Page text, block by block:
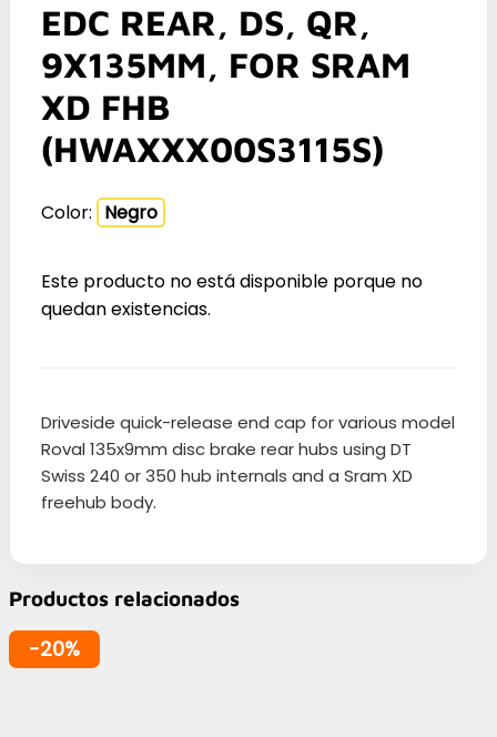
EDC REAR, DS, QR,
9X135MM, FOR SRAM
XD FHB
(HWAXXX00S3115S)
Color: Negro
Este producto no está disponible porque no
quedan existencias.
Driveside quick-release end cap for various model
Roval 135x9mm disc brake rear hubs using DT
Swiss 240 or 350 hub internals and a Sram XD
freehub body.
Productos relacionados
-20%